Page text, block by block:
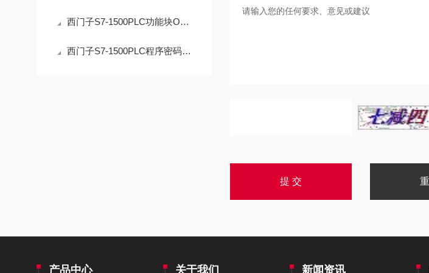
西门子S7-1500PLC功能块OB解密操作的安全指南
西门子S7-1500PLC程序密码解密：技术边界与合法路径的深度解析
产品中心 关于我们 新闻资讯